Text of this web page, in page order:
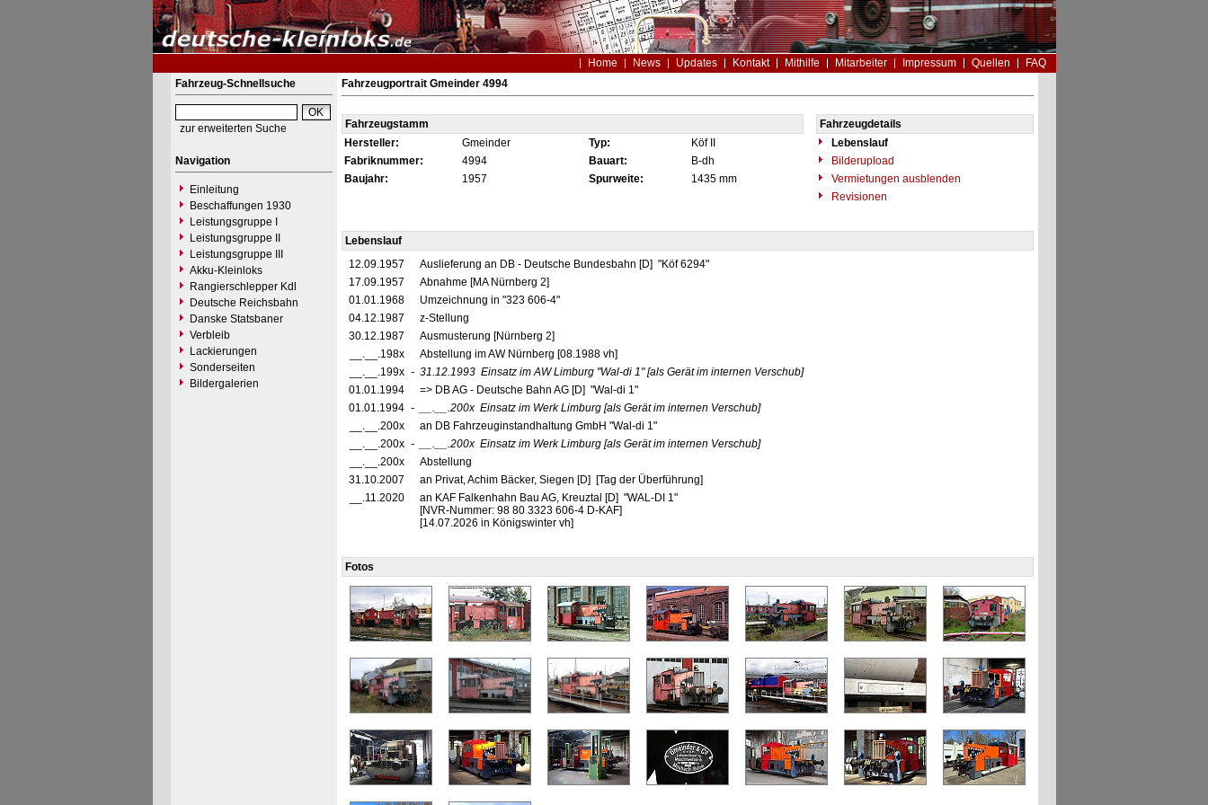
Home News Updates Kontakt Mithilfe Mitarbeiter Impressum Quellen
FAQ
Fahrzeug-Schnellsuche
zur erweiterten Suche
Navigation
Einleitung
Beschaffungen 1930
Leistungsgruppe I
Leistungsgruppe II
Leistungsgruppe III
Akku-Kleinloks
Rangierschlepper Kdl
Deutsche Reichsbahn
Danske Statsbaner
Verbleib
Lackierungen
Sonderseiten
Bildergalerien
Fahrzeugportrait Gmeinder 4994
Fahrzeugstamm
Fahrzeugdetails
Hersteller:
Gmeinder Typ: Köf II
Lebenslauf
Fabriknummer:
4994 Bauart: B-dh
Bilderupload
Baujahr:
1957 Spurweite: 1435 mm
Vermietungen ausblenden
Revisionen
Lebenslauf
12.09.1957
Auslieferung an DB - Deutsche Bundesbahn [D] "Köf 6294"
17.09.1957
Abnahme [MA Nürnberg 2]
01.01.1968
Umzeichnung in "323 606-4"
04.12.1987
z-Stellung
30.12.1987
Ausmusterung [Nürnberg 2]
__.__.198x
Abstellung im AW Nürnberg [08.1988 vh]
__.__.199x - 31.12.1993 Einsatz im AW Limburg"Wal-di 1" [als Gerät im internen Verschub]
01.01.1994
=> DB AG - Deutsche Bahn AG [D] "Wal-di 1"
01.01.1994 - __.__.200x Einsatz im Werk Limburg [als Gerät im internen Verschub]
__.__.200x
an DB Fahrzeuginstandhaltung GmbH "Wal-di 1"
__.__.200x - __.__.200x Einsatz im Werk Limburg [als Gerät im internen Verschub]
__.__.200x
Abstellung
31.10.2007
an Privat, Achim Bäcker, Siegen [D] [Tag der Überführung]
__.11.2020
an KAF Falkenhahn Bau AG, Kreuztal [D] "WAL-DI 1"
[NVR-Nummer: 98 80 3323 606-4 D-KAF]
[14.07.2026 in Königswinter vh]
Fotos